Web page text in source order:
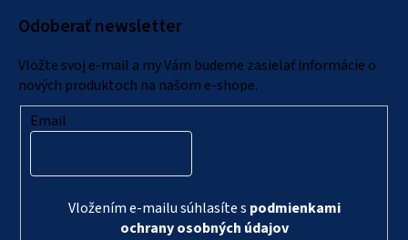
Odoberať newsletter
Vložte svoj e-mail a my Vám budeme zasielať informácie o
nových produktoch na našom e-shope.
Email
Vložením e-mailu súhlasíte s podmienkami
ochrany osobných údajov